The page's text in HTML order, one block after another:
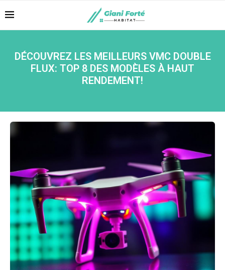
DÉCOUVREZ LES MEILLEURS VMC DOUBLE
FLUX: TOP 8 DES MODÈLES À HAUT
RENDEMENT!